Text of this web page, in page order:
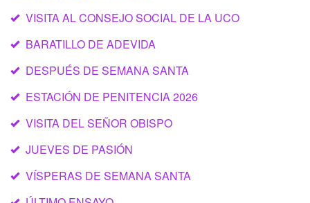
VISITA AL CONSEJO SOCIAL DE LA UCO
BARATILLO DE ADEVIDA
DESPUÉS DE SEMANA SANTA
ESTACIÓN DE PENITENCIA 2026
VISITA DEL SEÑOR OBISPO
JUEVES DE PASIÓN
VÍSPERAS DE SEMANA SANTA